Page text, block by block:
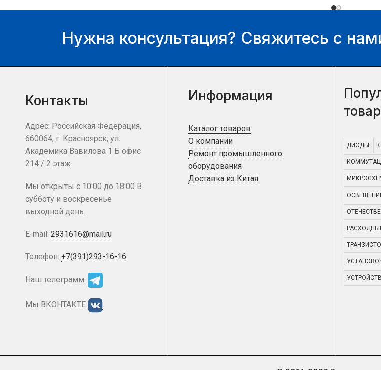
можете у
Нужна консультация? Свяжитесь с
Контакты
Адрес: Российская Федерация,
660064, г. Красноярск, ул.
Академика Вавилова 1 Б офис
214 / 2 этаж
Мы открыты с 10:00 до 18:00 В
субботу и воскресенье
выходной день.
E-mail: 2931616@mail.ru
Телефон: +7(391)293-16-16
Наш телеграмм:
Мы ВКОНТАКТЕ
Информация
Каталог товаров
О компании
Ремонт промышленного
оборудования
Доставка из Китая
ДИОДЫ